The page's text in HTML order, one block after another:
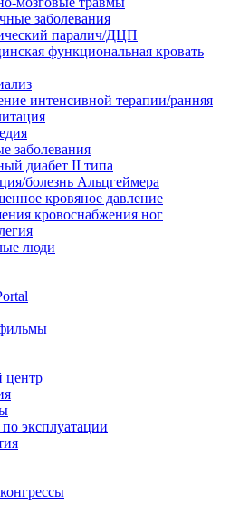
заболевания
паралич/ДЦП
функциональная кровать
интенсивной терапии/ранняя
заболевания
диабет II типа
болезнь Альцгеймера
кровяное давление
кровоснабжения ног
люди
эксплуатации